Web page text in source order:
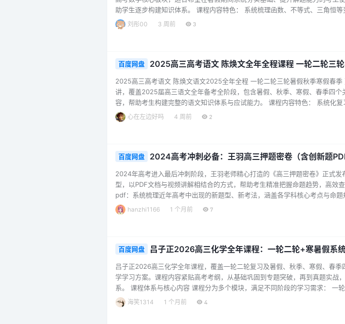
助学生逐步构建知识体系。 课程内容特色： 系统梳理函数、不等式、三角恒
专题，从基础到提升层层递进。 每讲配有直播课与题型精练视频，兼顾知识
整的课堂笔记（PDF），便于课后复习与查漏补缺，提升学习效率。 课程目录
刘彤00 3 周前 3
百度网盘 2025高三高考语文 陈焕文全年全程课程 一轮二轮三
2025高三高考语文 陈焕文语文2025全年全程 一轮二轮三轮暑假秋季寒假春
讲，覆盖2025届高三语文全年备考全阶段，包含暑假、秋季、寒假、春季四
容，帮助考生构建完整的语文知识体系与应试能力。 课程内容特色： 系统化
践，层层递进。课程涵盖现代文阅读、文言文阅读、古代汉语原理、修辞原理
“黄金原理—分解入门—融合实践”三阶学习路径，确保理解透彻、运用自如。
心在左边好吗 4 周前 2
百度网盘 2024高考冲刺必备：王羽高三押题密卷（含创新题
2024年高考进入最后冲刺阶段，王羽老师精心打造的《高三押题密卷》正式
型，以PDF文档与视频讲解相结合的方式，帮助考生精准把握命题趋势，高效
pdf：系统梳理近年高考中出现的新题型、新考法，涵盖各学科核心考点与命
新题总结归纳.mp4：王羽老师亲自讲解，逐题剖析解题思路与答题技巧，帮
资料适用于2024届高三考生，尤其适合希望在最后阶段快速提分、适应新题型
hanzhi1166 1 个月前 7
百度网盘 吕子正2026高三化学全年课程：一轮二轮+寒暑假系
吕子正2026高三化学全年课程，覆盖一轮二轮复习及暑假、秋季、寒假、春
学学习方案。课程内容紧贴高考考纲，从基础巩固到专题突破，再到真题实战
系。 课程体系与核心内容 课程分为多个模块，满足不同阶段的学习需求： 一
物质分类、离子反应、氧化还原等基础概念入手，配合“高中化学基础题型大全
离子平衡、电化学、有机化学等核心板块，适合基础薄弱的学生快速入门。 二
海笑1314 1 个月前 4